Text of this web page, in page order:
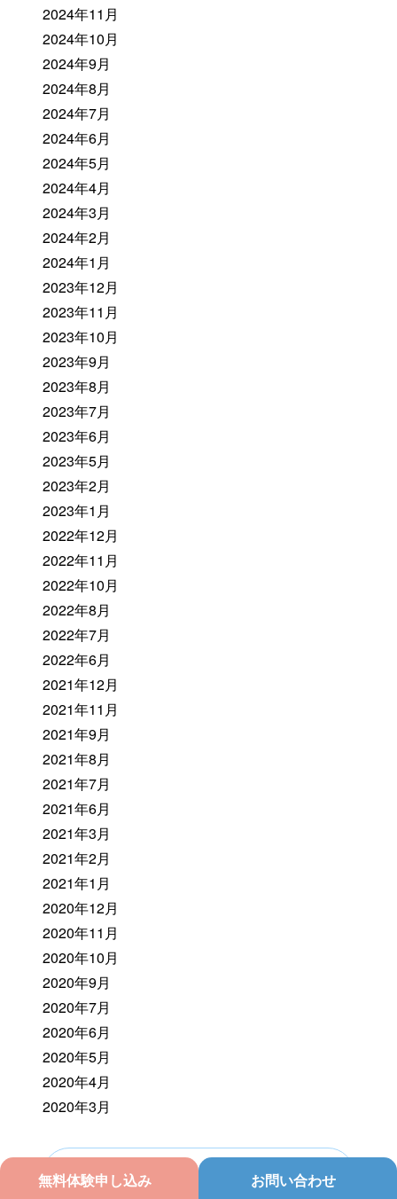
無料体験申し込み お問い合わせ
2024年11月
2024年10月
2024年9月
2024年8月
2024年7月
2024年6月
2024年5月
2024年4月
2024年3月
2024年2月
2024年1月
2023年12月
2023年11月
2023年10月
2023年9月
2023年8月
2023年7月
2023年6月
2023年5月
2023年2月
2023年1月
2022年12月
2022年11月
2022年10月
2022年8月
2022年7月
2022年6月
2021年12月
2021年11月
2021年9月
2021年8月
2021年7月
2021年6月
2021年3月
2021年2月
2021年1月
2020年12月
2020年11月
2020年10月
2020年9月
2020年7月
2020年6月
2020年5月
2020年4月
2020年3月
新着情報一覧を見る